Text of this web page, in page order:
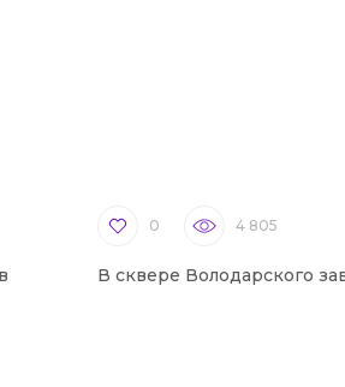
0 4 805
В сквере Володарского